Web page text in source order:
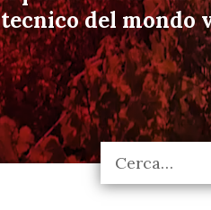
tecnico del